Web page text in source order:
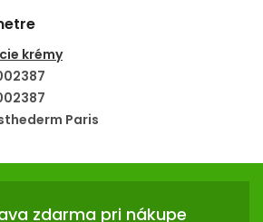
krémy
Paris
zdarma pri nákupe